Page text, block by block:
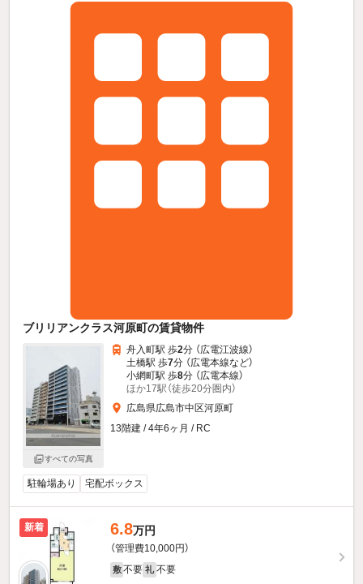
ブリリアンクラス河原町の賃貸物件
すべての写真
舟入町駅 歩2分 （広電江波線）
土橋駅 歩7分 （広電本線など）
小網町駅 歩8分 （広電本線）
ほか17駅（徒歩20分圏内）
広島県広島市中区河原町
13階建 / 4年6ヶ月 / RC
駐輪場あり 宅配ボックス
新着 6.8万円
（管理費10,000円）
敷 不要 礼 不要